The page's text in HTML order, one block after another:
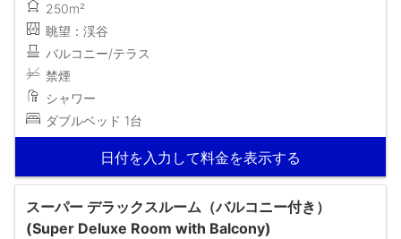
250m²
眺望：渓谷
バルコニー/テラス
禁煙
シャワー
ダブルベッド 1台
日付を入力して料金を表示する
スーパー デラックスルーム（バルコニー付き）
(Super Deluxe Room with Balcony)